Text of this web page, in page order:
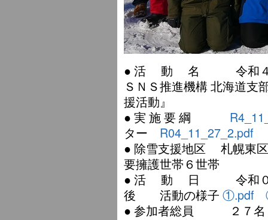
● 活 動 名 令和４年
ＳＮＳ推進機構 北海道支
援活動』
● 実 施 要 綱
ター R04_11_27_2.pdf
● 除雪支援地区 札幌東
要擁護世帯６世帯
● 活 動 日 令和０５
後 活動の様子 ①.pdf
● 参加者総員 ２７名